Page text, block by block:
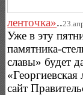
ленточка»..
Уже в эту
памятника-
славы» будет
сайт